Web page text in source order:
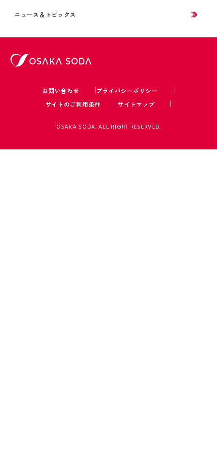
ニュース＆トピックス
お問い合わせ
プライバシーポリシー
サイトのご利用条件
サイトマップ
OSAKA SODA. ALL RIGHT RESERVED.